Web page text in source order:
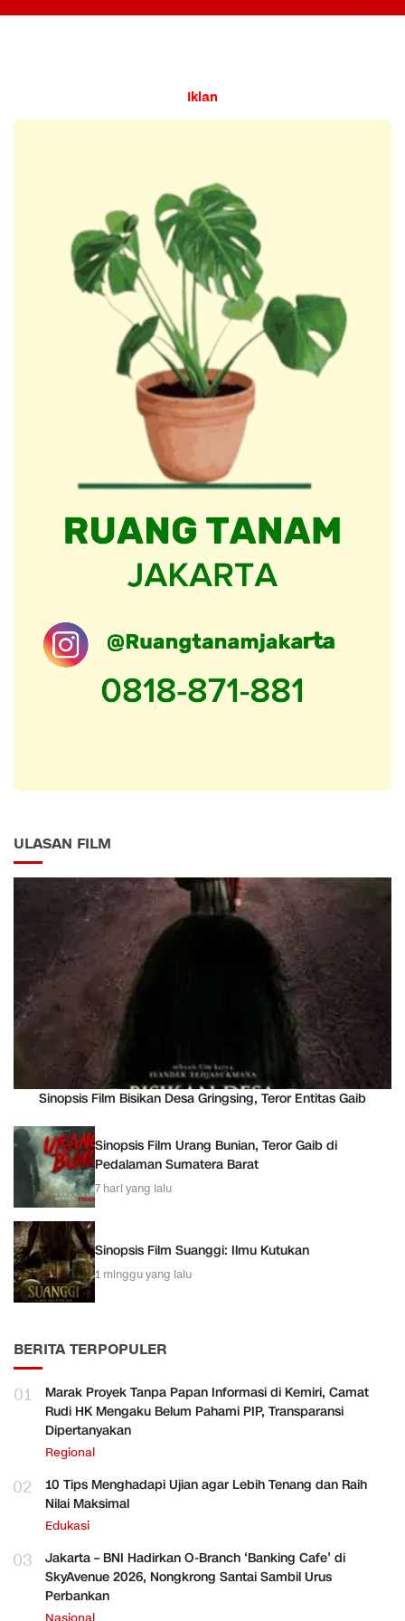
Iklan
ULASAN FILM
Sinopsis Film Bisikan Desa Gringsing, Teror Entitas Gaib
Sinopsis Film Urang Bunian, Teror Gaib di
Pedalaman Sumatera Barat
7 hari yang lalu
Sinopsis Film Suanggi: Ilmu Kutukan
1 minggu yang lalu
BERITA TERPOPULER
01
Marak Proyek Tanpa Papan Informasi di Kemiri, Camat
Rudi HK Mengaku Belum Pahami PIP, Transparansi
Dipertanyakan
Regional
02
10 Tips Menghadapi Ujian agar Lebih Tenang dan Raih
Nilai Maksimal
Edukasi
03
Jakarta – BNI Hadirkan O-Branch ‘Banking Cafe’ di
SkyAvenue 2026, Nongkrong Santai Sambil Urus
Perbankan